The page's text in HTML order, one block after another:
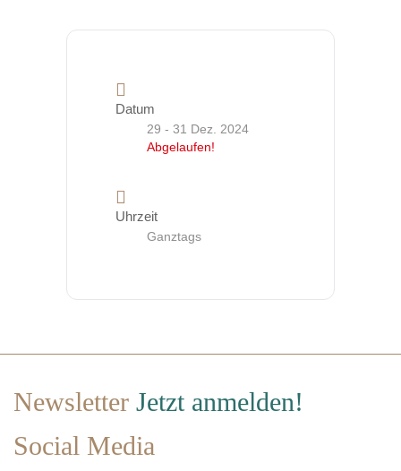
Datum
29 - 31 Dez. 2024
Abgelaufen!
Uhrzeit
Ganztags
Newsletter Jetzt anmelden!
Social Media